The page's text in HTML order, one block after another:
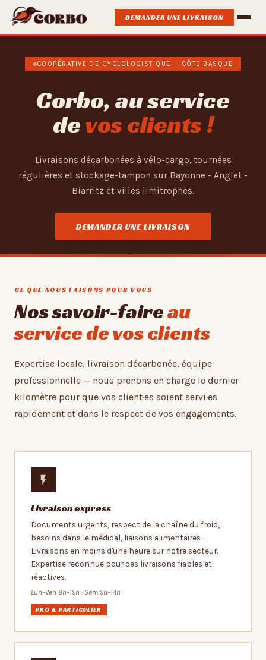
DEMANDER UNE LIVRAISON
COOPÉRATIVE DE CYCLOLOGISTIQUE — CÔTE BASQUE
Corbo, au service
devos clients !
Livraisons décarbonées à vélo-cargo, tournées
régulières et stockage-tampon sur Bayonne - Anglet -
Biarritz et villes limitrophes.
DEMANDER UNE LIVRAISON
CE QUE NOUS FAISONS POUR VOUS
Nos savoir-faireau
service de vos clients
Expertise locale, livraison décarbonée, équipe
professionnelle — nous prenons en charge le dernier
kilomètre pour que vos client·es soient servi·es
rapidement et dans le respect de vos engagements.
Livraison express
Documents urgents, respect de la chaîne du froid,
besoins dans le médical, liaisons alimentaires —
Livraisons en moins d'une heure sur notre secteur.
Expertise reconnue pour des livraisons fiables et
réactives.
Lun–Ven 8h–19h · Sam 9h–14h
PRO & PARTICULIER